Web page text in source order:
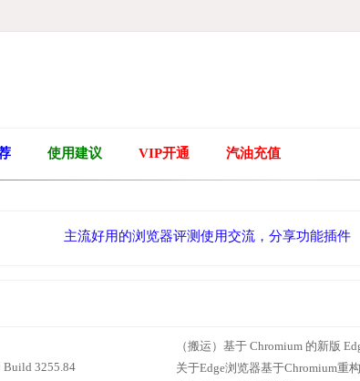
使用建议 VIP开通 汽油充值
主流好用的浏览器评测使用交流，分享功能插件
（搬运）基于 Chromium 的新版
Build 3255.84
关于Edge浏览器基于Chromium重